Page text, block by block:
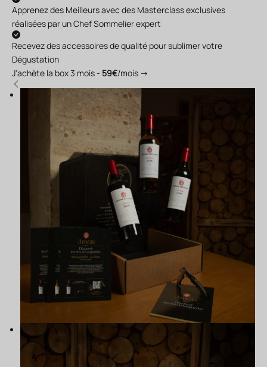
Apprenez des Meilleurs avec des Masterclass exclusives
réalisées par un Chef Sommelier expert
Recevez des accessoires de qualité pour sublimer votre
Dégustation
J'achète la box 3 mois - 59€/mois →